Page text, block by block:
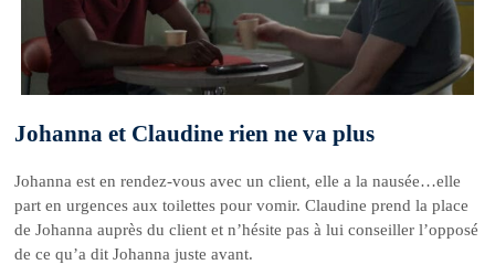
Johanna et Claudine rien ne va plus
Johanna est en rendez-vous avec un client, elle a la nausée…elle
part en urgences aux toilettes pour vomir. Claudine prend la place
de Johanna auprès du client et n’hésite pas à lui conseiller l’opposé
de ce qu’a dit Johanna juste avant.